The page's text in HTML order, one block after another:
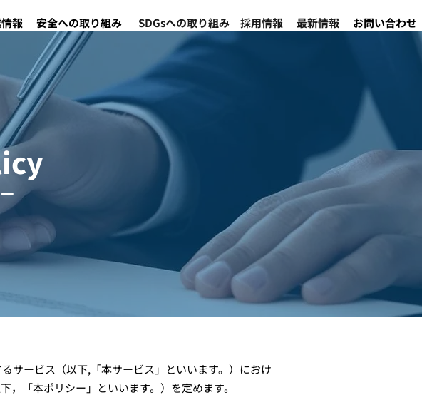
報 安全への取り組み SDGsへの取り組み 採用情報 最新情報 お問い合わせ
サービス（以下,「本サービス」といいます。）におけ
「本ポリシー」といいます。）を定めます。